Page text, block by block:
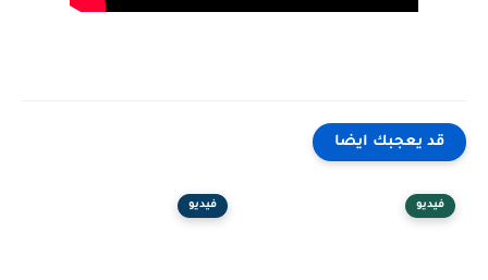
قد يعجبك ايضا
فيديو فيديو